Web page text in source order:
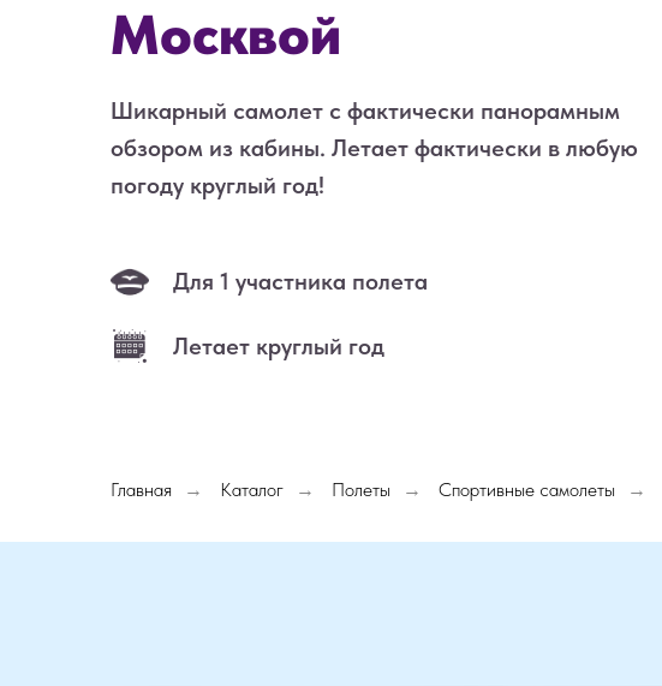
Москвой
Шикарный самолет с фактически панорамным
обзором из кабины. Летает фактически в любую
погоду круглый год!
Летает круглый год
Для 1 участника полета
Главная → Каталог → Полеты → Спортивные самолеты →